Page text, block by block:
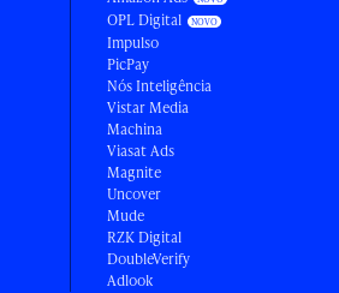
OPL Digital
Impulso
PicPay
Nós Inteligência
Vistar Media
Machina
Viasat Ads
Magnite
Uncover
Mude
RZK Digital
DoubleVerify
Adlook